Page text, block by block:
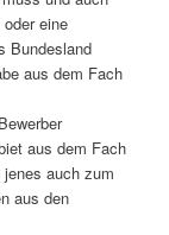
eine
Bundesland
aus dem Fach
aus dem Fach
auch zum
aus den